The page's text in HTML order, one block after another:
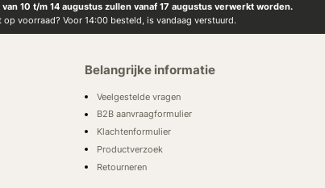
10 t/m 14 augustus zullen vanaf 17 augustus verwerkt worden.
op voorraad? Voor 14:00 besteld, is vandaag verstuurd.
Belangrijke informatie
Veelgestelde vragen
B2B aanvraagformulier
Klachtenformulier
Productverzoek
Retourneren